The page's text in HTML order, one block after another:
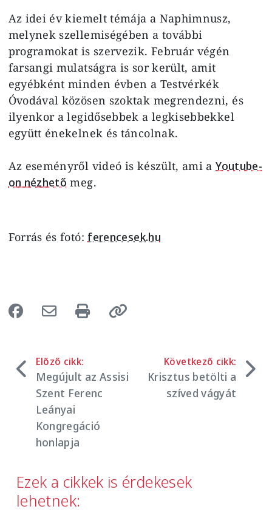
Az idei év kiemelt témája a Naphimnusz,
melynek szellemiségében a további
programokat is szervezik. Február végén
farsangi mulatságra is sor került, amit
egyébként minden évben a Testvérkék
Óvodával közösen szoktak megrendezni, és
ilyenkor a legidősebbek a legkisebbekkel
együtt énekelnek és táncolnak.
Az eseményről videó is készült, ami aYoutube-
on nézhető meg.
Forrás és fotó: ferencesek.hu
Előző cikk:
Megújult az Assisi
Szent Ferenc
Leányai
Kongregáció
honlapja
Következő cikk:
Krisztus betölti a
szíved vágyát
Ezek a cikkek is érdekesek
lehetnek: